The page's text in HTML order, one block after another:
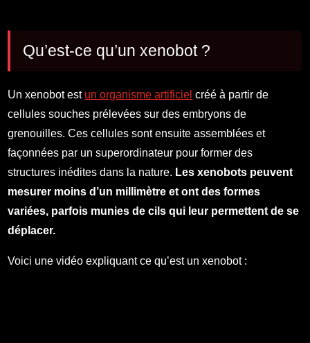
Qu’est-ce qu’un xenobot ?
Un xenobot est un organisme artificiel créé à partir de
cellules souches prélevées sur des embryons de
grenouilles. Ces cellules sont ensuite assemblées et
façonnées par un superordinateur pour former des
structures inédites dans la nature. Les xenobots peuvent
mesurer moins d’un millimètre et ont des formes
variées, parfois munies de cils qui leur permettent de se
déplacer.
Voici une vidéo expliquant ce qu’est un xenobot :